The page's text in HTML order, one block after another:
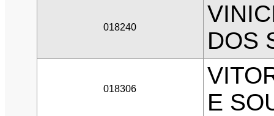
018240
DOS
018306
E